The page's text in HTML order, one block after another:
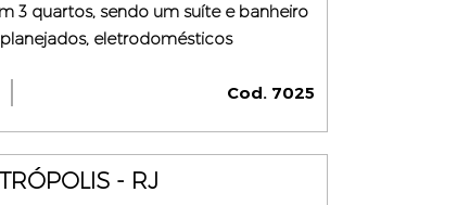
3 quartos, sendo um suíte e banheiro
eletrodomésticos
Cod. 7025
- RJ